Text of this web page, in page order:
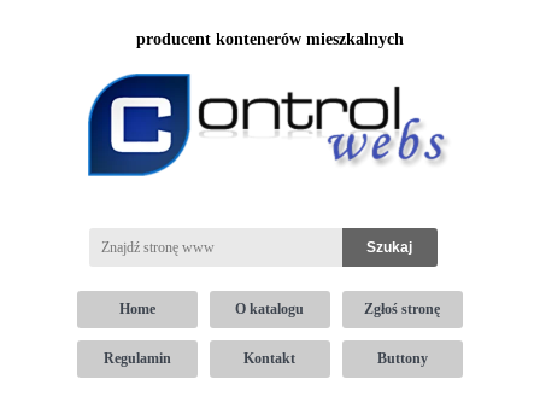
producent kontenerów mieszkalnych
Home O katalogu Zgłoś stronę
Regulamin Kontakt Buttony